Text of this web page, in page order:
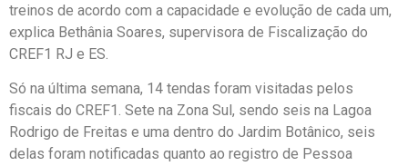
treinos de acordo com a capacidade e evolução de cada um,
explica Bethânia Soares, supervisora de Fiscalização do
CREF1 RJ e ES.
Só na última semana, 14 tendas foram visitadas pelos
fiscais do CREF1. Sete na Zona Sul, sendo seis na Lagoa
Rodrigo de Freitas e uma dentro do Jardim Botânico, seis
delas foram notificadas quanto ao registro de Pessoa